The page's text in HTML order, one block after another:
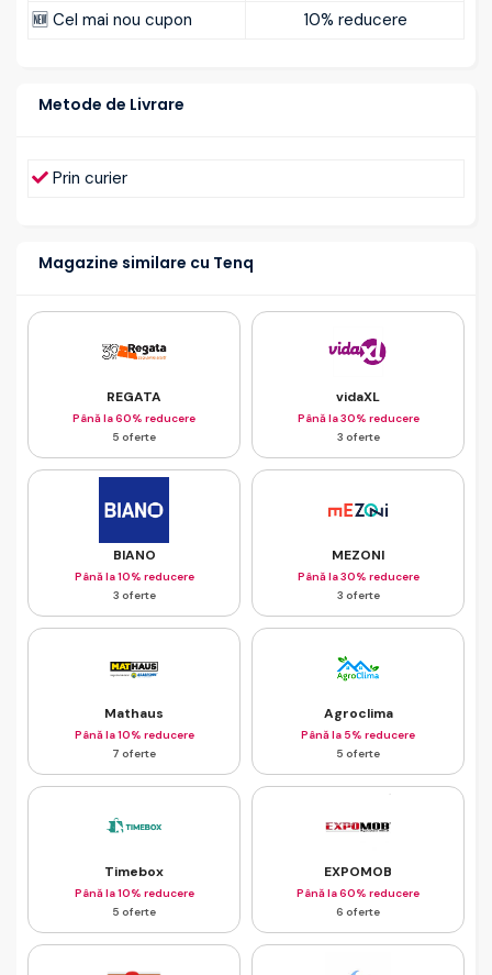
🆕 Cel mai nou cupon
10% reducere
Metode de Livrare
Prin curier
Magazine similare cu Tenq
REGATA
Până la 60% reducere
5 oferte
vidaXL
Până la 30% reducere
3 oferte
BIANO
Până la 10% reducere
3 oferte
MEZONI
Până la 30% reducere
3 oferte
Mathaus
Până la 10% reducere
7 oferte
Agroclima
Până la 5% reducere
5 oferte
Timebox
Până la 10% reducere
5 oferte
EXPOMOB
Până la 60% reducere
6 oferte